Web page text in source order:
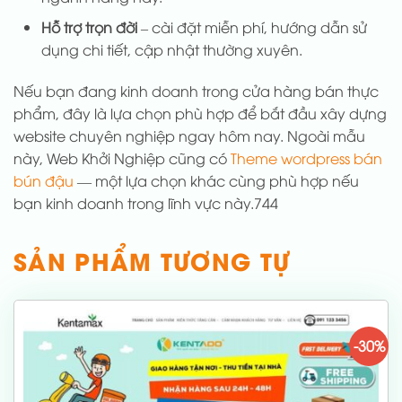
Hỗ trợ trọn đời– cài đặt miễn phí, hướng dẫn sử
dụng chi tiết, cập nhật thường xuyên.
Nếu bạn đang kinh doanh trong cửa hàng bán thực
phẩm, đây là lựa chọn phù hợp để bắt đầu xây dựng
website chuyên nghiệp ngay hôm nay. Ngoài mẫu
này, Web Khởi Nghiệp cũng cóTheme wordpress bán
bún đậu — một lựa chọn khác cùng phù hợp nếu
bạn kinh doanh trong lĩnh vực này.744
SẢN PHẨM TƯƠNG TỰ
-30%